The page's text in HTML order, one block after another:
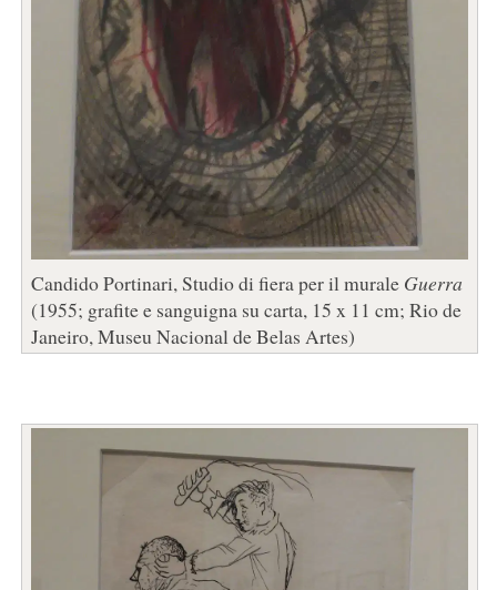
Candido Portinari, Studio di fiera per il murale Guerra
(1955; grafite e sanguigna su carta, 15 x 11 cm; Rio de
Janeiro, Museu Nacional de Belas Artes)